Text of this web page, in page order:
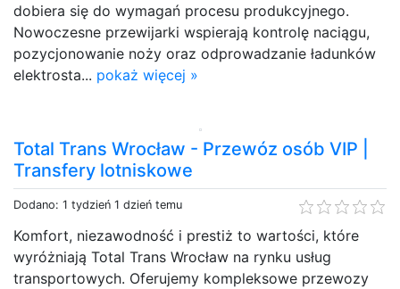
dobiera się do wymagań procesu produkcyjnego.
Nowoczesne przewijarki wspierają kontrolę naciągu,
pozycjonowanie noży oraz odprowadzanie ładunków
elektrosta... pokaż więcej »
Total Trans Wrocław - Przewóz osób VIP |
Transfery lotniskowe
Dodano: 1 tydzień 1 dzień temu
Komfort, niezawodność i prestiż to wartości, które
wyróżniają Total Trans Wrocław na rynku usług
transportowych. Oferujemy kompleksowe przewozy